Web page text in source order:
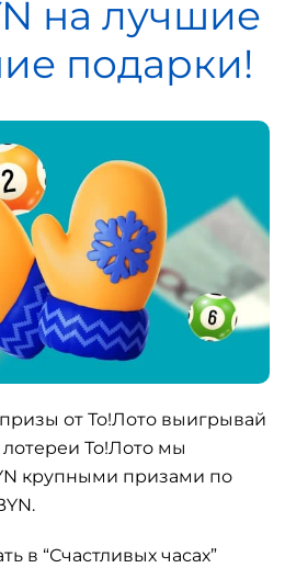
на лучшие
подарки!
призы от То!Лото выигрывай
То!Лото мы
крупными призами по
в “Счастливых часах”